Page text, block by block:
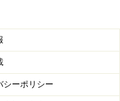
次のページへ
シーポリシー